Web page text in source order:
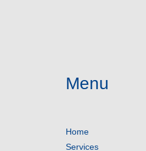
Menu
Home
Services